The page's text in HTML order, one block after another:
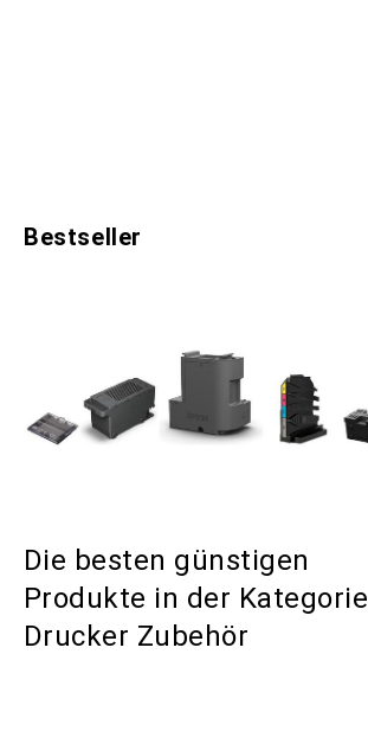
Bestseller
Die besten günstigen
Produkte in der Kategorie
Drucker Zubehör